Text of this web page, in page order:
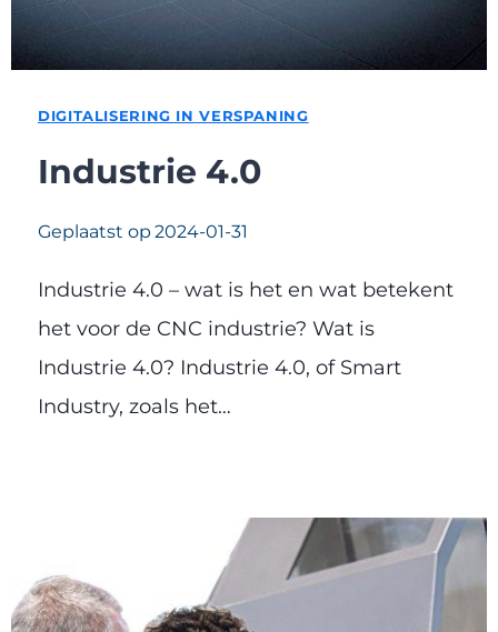
DIGITALISERING IN VERSPANING
Industrie 4.0
Geplaatst op 2024-01-31
Industrie 4.0 – wat is het en wat betekent
het voor de CNC industrie? Wat is
Industrie 4.0? Industrie 4.0, of Smart
Industry, zoals het…